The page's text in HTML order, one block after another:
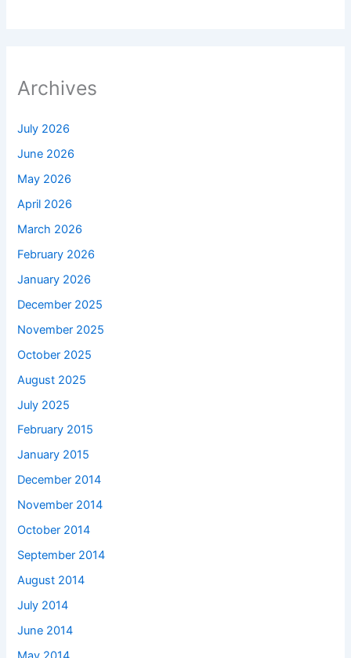
Archives
July 2026
June 2026
May 2026
April 2026
March 2026
February 2026
January 2026
December 2025
November 2025
October 2025
August 2025
July 2025
February 2015
January 2015
December 2014
November 2014
October 2014
September 2014
August 2014
July 2014
June 2014